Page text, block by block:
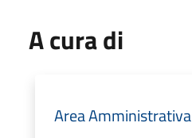
A cura di
Area Amministrativa